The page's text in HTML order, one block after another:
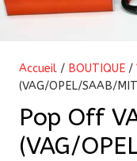
Accueil / BOUTIQUE /
(VAG/OPEL/SAAB/
Pop Off
(VAG/